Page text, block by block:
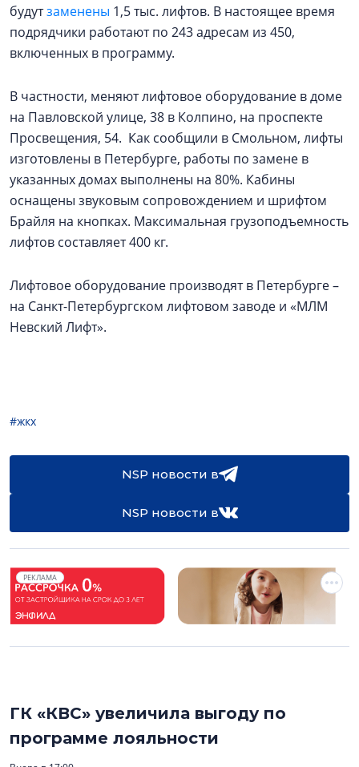
будутзаменены 1,5 тыс. лифтов. В настоящее время
подрядчики работают по 243 адресам из 450,
включенных в программу.
В частности, меняют лифтовое оборудование в доме
на Павловской улице, 38 в Колпино, на проспекте
Просвещения, 54. Как сообщили в Смольном, лифты
изготовлены в Петербурге, работы по замене в
указанных домах выполнены на 80%. Кабины
оснащены звуковым сопровождением и шрифтом
Брайля на кнопках. Максимальная грузоподъемность
лифтов составляет 400 кг.
Лифтовое оборудование производят в Петербурге –
на Санкт-Петербургском лифтовом заводе и «МЛМ
Невский Лифт».
#жкх
NSP новости в
NSP новости в
РЕКЛАМА
ГК «КВС» увеличила выгоду по
программе лояльности